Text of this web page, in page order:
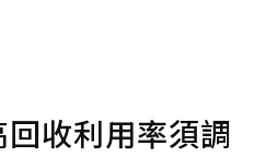
收利用率須調